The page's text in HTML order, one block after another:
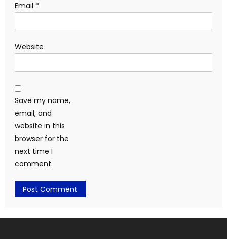
Email *
Website
Save my name,
email, and
website in this
browser for the
next time I
comment.